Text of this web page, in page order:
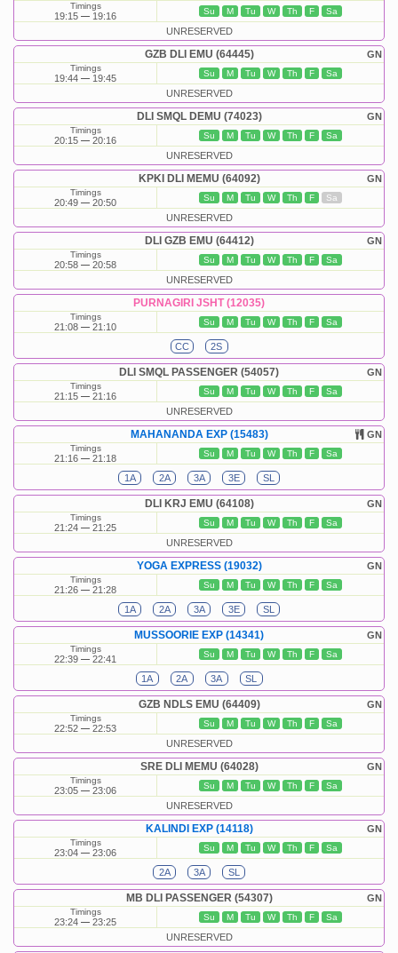
Timings
19:15 19:16 Su M Tu W Th F Sa
UNRESERVED
GN
GZB DLI EMU (64445)
Timings
19:44 19:45 Su M Tu W Th F Sa
UNRESERVED
GN
DLI SMQL DEMU (74023)
Timings
20:15 20:16 Su M Tu W Th F Sa
UNRESERVED
GN
KPKI DLI MEMU (64092)
Timings
20:49 20:50 Su M Tu W Th F Sa
UNRESERVED
GN
DLI GZB EMU (64412)
Timings
20:58 20:58 Su M Tu W Th F Sa
UNRESERVED
PURNAGIRI JSHT (12035)
Timings
21:08 21:10 Su M Tu W Th F Sa
CC 2S
GN
DLI SMQL PASSENGER (54057)
Timings
21:15 21:16 Su M Tu W Th F Sa
UNRESERVED
GN
MAHANANDA EXP (15483)
Timings
21:16 21:18 Su M Tu W Th F Sa
1A 2A 3A 3E SL
GN
DLI KRJ EMU (64108)
Timings
21:24 21:25 Su M Tu W Th F Sa
UNRESERVED
GN
YOGA EXPRESS (19032)
Timings
21:26 21:28 Su M Tu W Th F Sa
1A 2A 3A 3E SL
GN
MUSSOORIE EXP (14341)
Timings
22:39 22:41 Su M Tu W Th F Sa
1A 2A 3A SL
GN
GZB NDLS EMU (64409)
Timings
22:52 22:53 Su M Tu W Th F Sa
UNRESERVED
GN
SRE DLI MEMU (64028)
Timings
23:05 23:06 Su M Tu W Th F Sa
UNRESERVED
GN
KALINDI EXP (14118)
Timings
23:04 23:06 Su M Tu W Th F Sa
2A 3A SL
GN
MB DLI PASSENGER (54307)
Timings
23:24 23:25 Su M Tu W Th F Sa
UNRESERVED